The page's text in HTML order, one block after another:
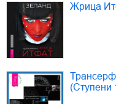
Жрица
(Ступени